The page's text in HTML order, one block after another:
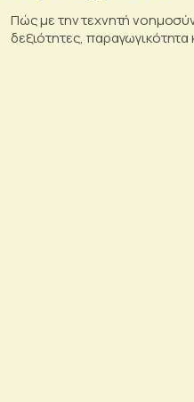
Πώς με την τεχνητή
δεξιότητες,